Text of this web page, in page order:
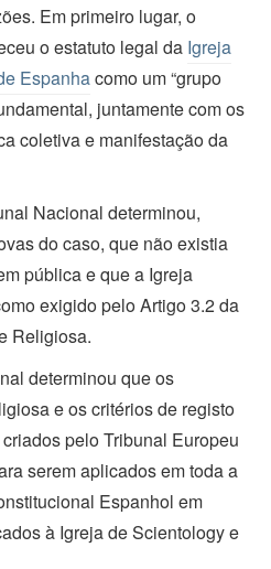
Em primeiro lugar, o
o estatuto legal da Igreja
Espanhacomo um “grupo
juntamente com os
coletiva e manifestação da
Nacional determinou,
do caso, que não existia
pública e que a Igreja
exigido pelo Artigo 3.2 da
Religiosa.
determinou que os
e os critérios de registo
pelo Tribunal Europeu
serem aplicados em toda a
Espanhol em
à Igreja de Scientology e